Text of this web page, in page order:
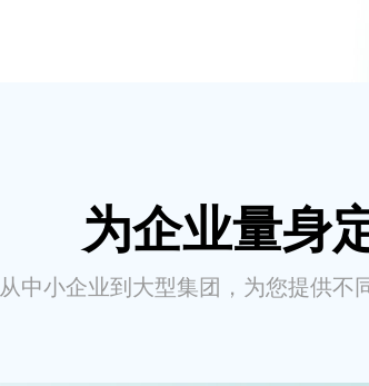
为企业量身
从中小企业到大型集团，为您提供